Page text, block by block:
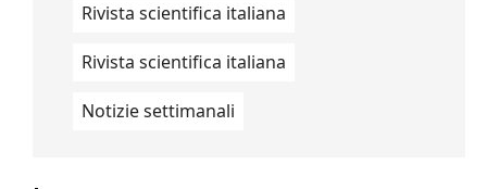
Rivista scientifica italiana
Rivista scientifica italiana
Notizie settimanali